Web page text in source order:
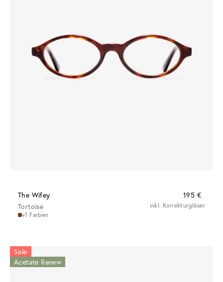
The Wifey
195 €
Tortoise
+1 Farben
inkl. Korrekturgläser
Sale
Acetate Renew